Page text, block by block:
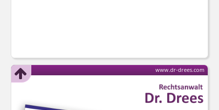
www.dr-drees.com